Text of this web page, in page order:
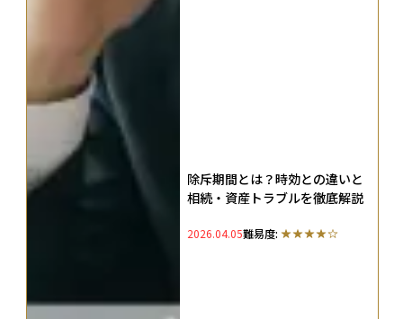
除斥期間とは？時効との違いと
相続・資産トラブルを徹底解説
2026.04.05難易度: